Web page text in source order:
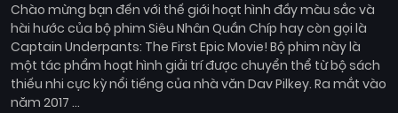
Chào mừng bạn đến với thế giới hoạt hình đầy màu sắc và
hài hước của bộ phim Siêu Nhân Quần Chíp hay còn gọi là
Captain Underpants: The First Epic Movie! Bộ phim này là
một tác phẩm hoạt hình giải trí được chuyển thể từ bộ sách
thiếu nhi cực kỳ nổi tiếng của nhà văn Dav Pilkey. Ra mắt vào
năm 2017 ...